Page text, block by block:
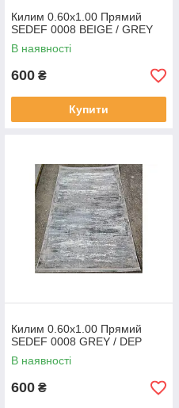
Килим 0.60х1.00 Прямий
SEDEF 0008 BEIGE / GREY
В наявності
600 ₴
Купити
Килим 0.60х1.00 Прямий
SEDEF 0008 GREY / DEP
В наявності
600 ₴